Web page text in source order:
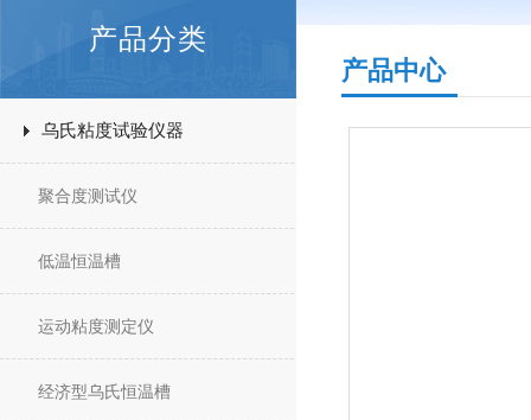
产品分类
乌氏粘度试验仪器
聚合度测试仪
低温恒温槽
运动粘度测定仪
经济型乌氏恒温槽
产品中心